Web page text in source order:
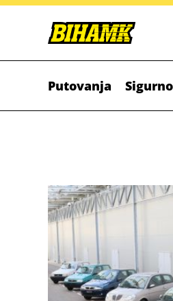
Putovanja